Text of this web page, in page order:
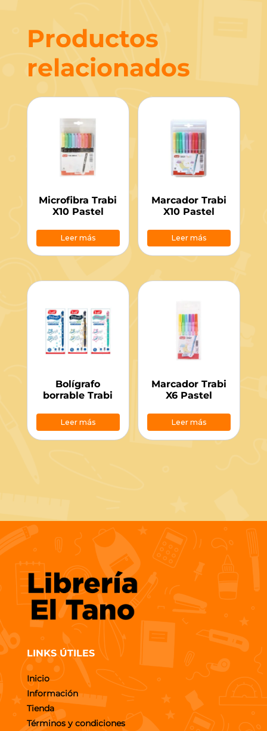
Productos
relacionados
Microfibra Trabi
X10 Pastel
Leer más
Marcador Trabi
X10 Pastel
Leer más
Bolígrafo
borrable Trabi
Leer más
Marcador Trabi
X6 Pastel
Leer más
LINKS ÚTILES
Inicio
Información
Tienda
Términos y condiciones